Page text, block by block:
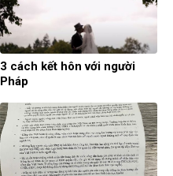
3 cách kết hôn với người
Pháp